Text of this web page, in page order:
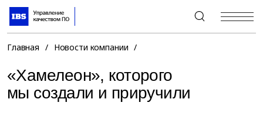
+7 (495) 967-80-80
Главная / Новости компании /
«Хамелеон», которого
мы создали и приручили